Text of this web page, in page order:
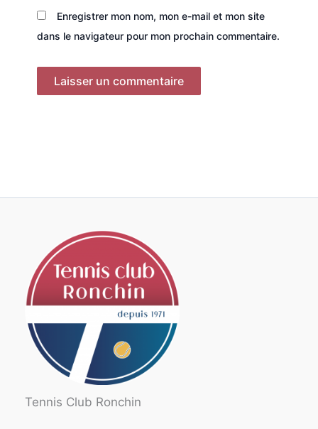
Enregistrer mon nom, mon e-mail et mon site
dans le navigateur pour mon prochain commentaire.
Tennis Club Ronchin